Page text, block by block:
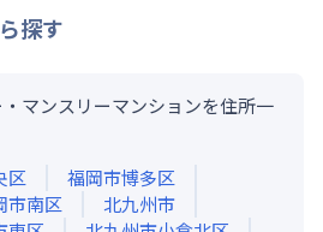
探す
マンスリーマンションを住所一
区
福岡市博多区
市南区
北九州市